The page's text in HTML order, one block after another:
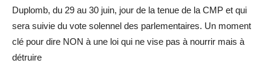
Duplomb, du 29 au 30 juin, jour de la tenue de la CMP et qui
sera suivie du vote solennel des parlementaires. Un moment
clé pour dire NON à une loi qui ne vise pas à nourrir mais à
détruire